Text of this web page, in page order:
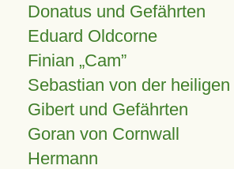
Donatus und Gefährten
Eduard Oldcorne
Finian Cam
Sebastian von der
Gibert und Gefährten
Goran von Cornwall
Hermann